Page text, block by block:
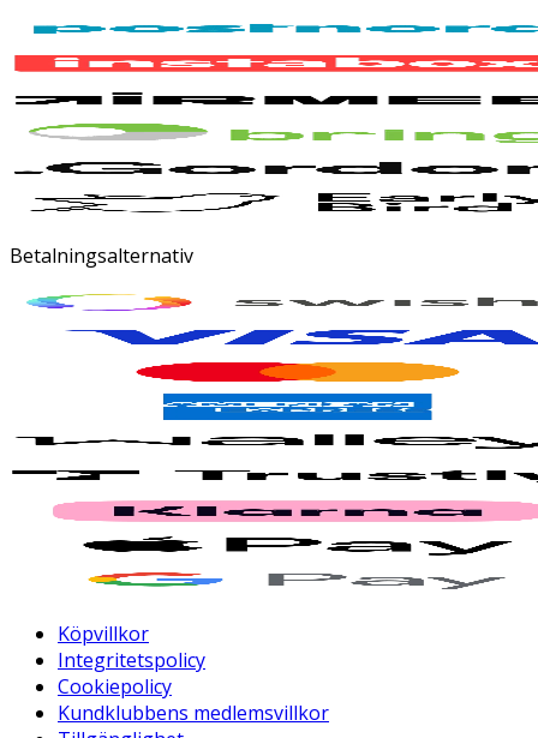
Betalningsalternativ
Köpvillkor
Integritetspolicy
Cookiepolicy
Kundklubbens medlemsvillkor